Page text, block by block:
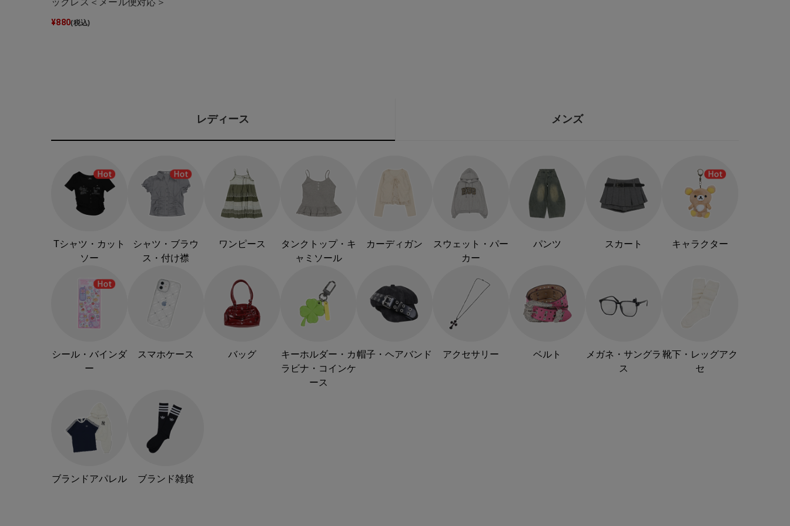
¥880(税込)
レディース メンズ
Tシャツ・カット
ソー
シャツ・ブラウ
ス・付け襟
ワンピース
タンクトップ・キ
ャミソール
カーディガン
スウェット・パー
カー
パンツ スカート キャラクター
シール・バインダ
ー
スマホケース バッグ
キーホルダー・カ
ラビナ・コインケ
ース
帽子・ヘアバンド アクセサリー ベルト
メガネ・サングラ
ス
靴下・レッグアク
セ
ブランドアパレル ブランド雑貨